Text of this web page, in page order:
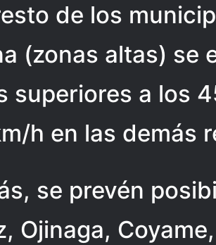
de los
(zonas altas) se
superiores a los
h en las demás
se prevén
Ojinaga,